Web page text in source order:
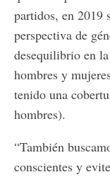
partidos, en 2019
perspectiva de
desequilibrio en
hombres y
tenido una
hombres).
“También
conscientes y